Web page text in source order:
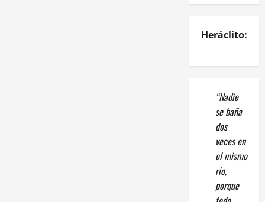
Heráclito:
“Nadie
se baña
dos
veces en
el mismo
río,
porque